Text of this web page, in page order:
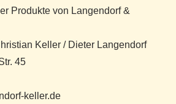
Produkte von Langendorf &
Keller / Dieter Langendorf
45
keller.de